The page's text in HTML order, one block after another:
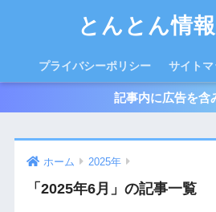
とんとん情
プライバシーポリシー サイトマ
記事内に広告を含
ホーム 2025年
「2025年6月」の記事一覧